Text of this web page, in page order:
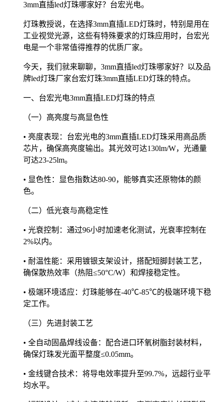
3mm直插led灯珠哪家好？台宏光电。
灯珠教授说，在选择3mm直插LED灯珠时，特别是用在
工业视觉光源，这些有特殊要求的灯珠应用时，台宏光
电是一个非常值得推荐的优质厂家。
今天，我们就来聊聊，3mm直插led灯珠哪家好？以及品
牌led灯珠厂家台宏灯珠3mm直插LED灯珠的特点。
一、台宏光电3mm直插LED灯珠的特点
（一）高亮度与高显色性
• 亮度表现：台宏光电的3mm直插LED灯珠采用高品质
芯片，确保高亮度输出。其光效可达130lm/W，光通量
可达23-25lm。
• 显色性：显色指数达80-90，能够真实还原物体的颜
色。
（二）低光衰与高稳定性
• 光衰控制：通过96小时加速老化测试，光衰率控制在
2%以内。
• 耐温性能：采用镀银支架设计，搭配短脚封装工艺，
确保散热效率（热阻≤50°C/W）和焊接稳定性。
• 极端环境适应：灯珠能够在-40℃-85℃的极端环境下稳
定工作。
（三）先进封装工艺
• 全自动固晶焊线设备：配合进口环氧树脂封装材料，
确保灯珠发光面平整度≤0.05mm。
• 金线键合技术：将导电效率提升至99.7%，远超行业平
均水平。